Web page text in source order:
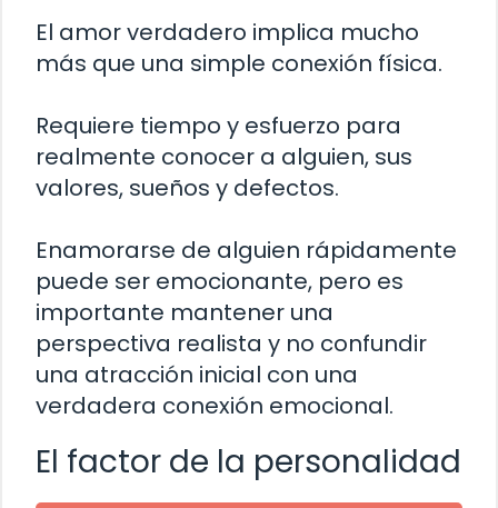
El amor verdadero implica mucho
más que una simple conexión física.
Requiere tiempo y esfuerzo para
realmente conocer a alguien, sus
valores, sueños y defectos.
Enamorarse de alguien rápidamente
puede ser emocionante, pero es
importante mantener una
perspectiva realista y no confundir
una atracción inicial con una
verdadera conexión emocional.
El factor de la personalidad